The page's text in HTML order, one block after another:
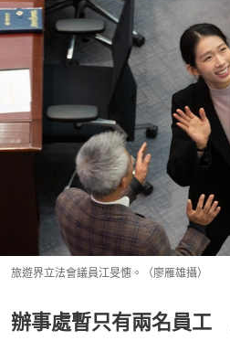
旅遊界立法會議員江旻憓。（廖雁雄攝）
辦事處暫只有兩名員工